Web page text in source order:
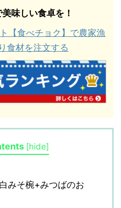
味しい食卓を！
【食べチョク】で農家漁
食材を注文する
[hide]
みそ椀+みつばのお